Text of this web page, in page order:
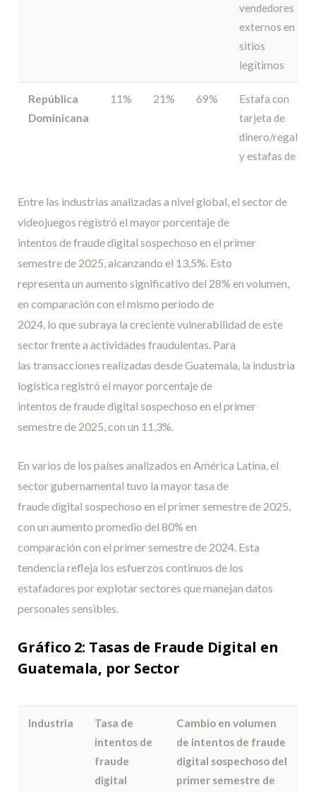
vendedores
externos en
sitios
legítimos
República
Dominicana
11% 21% 69%
Estafa con
tarjeta de
dinero/regalo
y estafas de
Chile 10% 31% 60%
Estados
Unidos
9% 42% 49%
Smishing
Colombia 9% 30% 61%
Vishing
Canadá 6% 40% 54%
Vishing
Brasil 4% 23% 73% Vishing
Entre las industrias analizadas a nivel global, el sector de
videojuegos registró el mayor porcentaje de
intentos de fraude digital sospechoso en el primer
semestre de 2025, alcanzando el 13,5%. Esto
representa un aumento significativo del 28% en volumen,
en comparación con el mismo período de
2024, lo que subraya la creciente vulnerabilidad de este
sector frente a actividades fraudulentas. Para
las transacciones realizadas desde Guatemala, la industria
logística registró el mayor porcentaje de
intentos de fraude digital sospechoso en el primer
semestre de 2025, con un 11,3%.
En varios de los países analizados en América Latina, el
sector gubernamental tuvo la mayor tasa de
fraude digital sospechoso en el primer semestre de 2025,
con un aumento promedio del 80% en
comparación con el primer semestre de 2024. Esta
tendencia refleja los esfuerzos continuos de los
estafadores por explotar sectores que manejan datos
personales sensibles.
Gráfico 2: Tasas de Fraude Digital en
Guatemala, por Sector
Industria
Tasa de
intentos de
fraude
digital
Cambio en volumen
de intentos de fraude
digital sospechoso del
primer semestre de